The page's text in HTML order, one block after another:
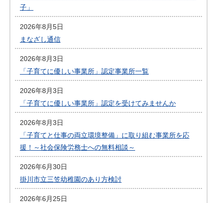
子」
2026年8月5日
まなざし通信
2026年8月3日
「子育てに優しい事業所」認定事業所一覧
2026年8月3日
「子育てに優しい事業所」認定を受けてみませんか
2026年8月3日
「子育てと仕事の両立環境整備」に取り組む事業所を応
援！～社会保険労務士への無料相談～
2026年6月30日
掛川市立三笠幼稚園のあり方検討
2026年6月25日